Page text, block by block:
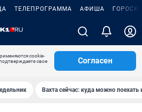
ТЕЛЕПРОГРАММА АФИША
cookie-
свое
Согласен
Вахта сейчас: куда можно поехать